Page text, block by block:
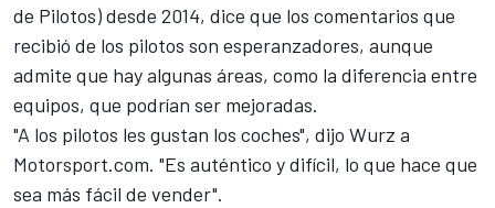
de Pilotos) desde 2014, dice que los comentarios que
recibió de los pilotos son esperanzadores, aunque
admite que hay algunas áreas, como la diferencia entre
equipos, que podrían ser mejoradas.
"A los pilotos les gustan los coches", dijo Wurz a
Motorsport.com. "Es auténtico y difícil, lo que hace que
sea más fácil de vender".